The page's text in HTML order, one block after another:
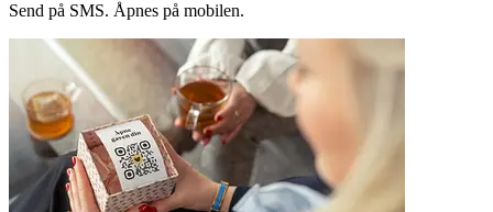
Send på SMS. Åpnes på mobilen.